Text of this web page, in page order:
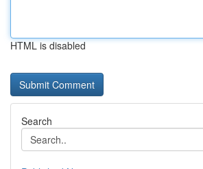
HTML is disabled
Search